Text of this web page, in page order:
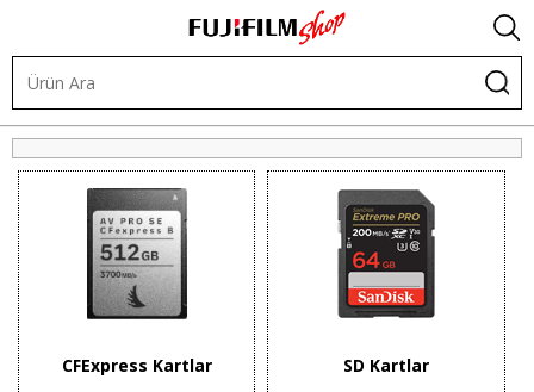
Video ve Ses Ürünleri Video Hafıza Kartları
CFExpress Kartlar SD Kartlar